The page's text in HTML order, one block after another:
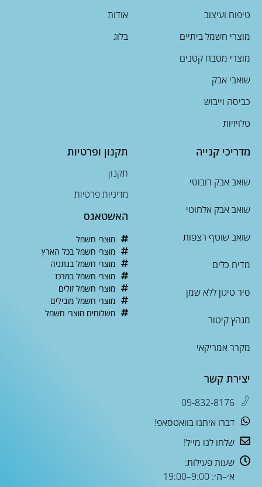
טיפוח ועיצוב
מוצרי חשמל ביתיים
מוצרי מטבח קטנים
שואבי אבק
כביסה וייבוש
טלויזיות
אודות
בלוג
מדריכי קנייה
שואב אבק רובוטי
שואב אבק אלחוטי
שואב שוטף רצפות
מדיח כלים
סיר טיגון ללא שמן
מגהץ קיטור
מקרר אמריקאי
תקנון ופרטיות
תקנון
מדיניות פרטיות
האשטאגס
מוצרי חשמל
מוצרי חשמל בכל הארץ
מוצרי חשמל בנתניה
מוצרי חשמל במרכז
מוצרי חשמל זולים
מוצרי חשמל מובילים
משלוחים מוצרי חשמל
יצירת קשר
09-832-8176
דברו איתנו בוואטסאפ!
שלחו לנו מייל!
שעות פעילות:
א׳–ה׳: 9:00–19:00